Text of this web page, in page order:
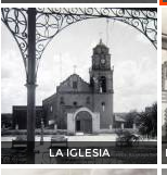
LA IGLESIA